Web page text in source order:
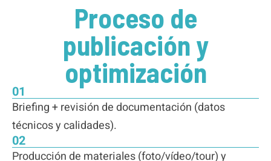
Proceso de
publicación y
optimización
01
Briefing + revisión de documentación (datos
técnicos y calidades).
02
Producción de materiales (foto/vídeo/tour) y